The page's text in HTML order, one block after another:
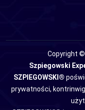
Copyright ©
Szpiegowski
SZPIEGOWSKI®
prywatności,